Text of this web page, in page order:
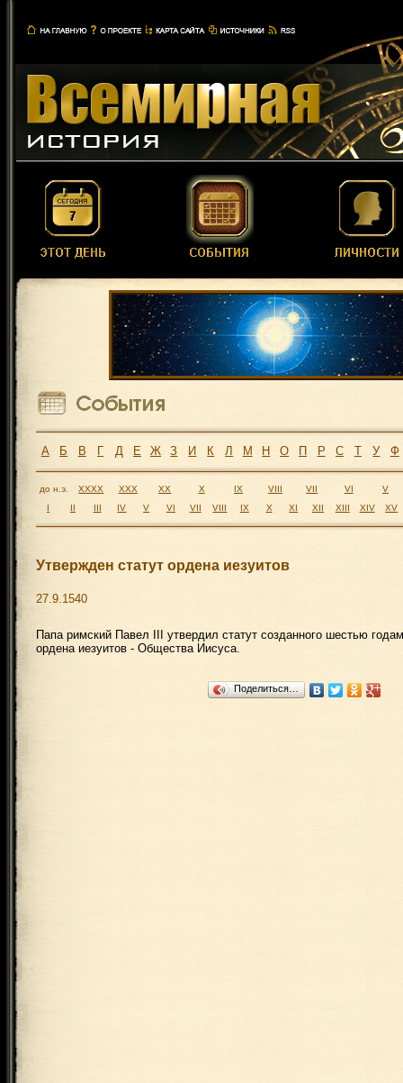
А Б В Г Д Е Ж З И К Л М Н О П Р С Т У Ф
до н.э. XXXX XXX XX X IX VIII VII VI
V
I
II III IV V VI VII VIII IX X XI XII XIII XIV XV
Утвержден статут ордена иезуитов
27.9.1540
Папа римский Павел III утвердил статут созданного шестью
ордена иезуитов - Общества Иисуса.
Поделиться…